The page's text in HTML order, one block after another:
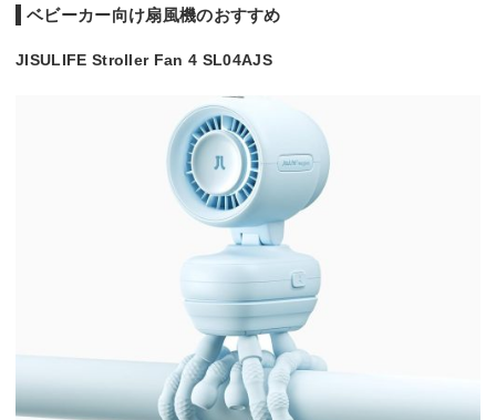
ベビーカー向け扇風機のおすすめ
JISULIFE Stroller Fan 4 SL04AJS